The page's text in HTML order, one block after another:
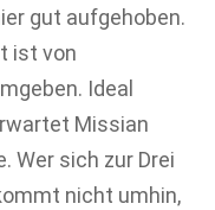
gut aufgehoben.
ist von
Ideal
Missian
Wer sich zur Drei
nicht umhin,